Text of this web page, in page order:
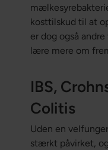
kosttilskud til at
er dog også
lære mere om
IBS,
Colitis
Uden en
stærkt påvirket,